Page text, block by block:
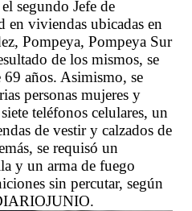
segundo Jefe de
en viviendas ubicadas en
Pompeya, Pompeya Sur
de los mismos, se
años. Asimismo, se
personas mujeres y
teléfonos celulares, un
de vestir y calzados de
se requisó un
y un arma de fuego
sin percutar, según